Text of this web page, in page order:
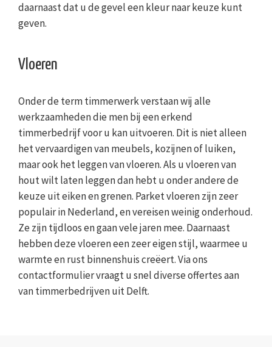
daarnaast dat u de gevel een kleur naar keuze kunt
geven.
Vloeren
Onder de term timmerwerk verstaan wij alle
werkzaamheden die men bij een erkend
timmerbedrijf voor u kan uitvoeren. Dit is niet alleen
het vervaardigen van meubels, kozijnen of luiken,
maar ook het leggen van vloeren. Als u vloeren van
hout wilt laten leggen dan hebt u onder andere de
keuze uit eiken en grenen. Parket vloeren zijn zeer
populair in Nederland, en vereisen weinig onderhoud.
Ze zijn tijdloos en gaan vele jaren mee. Daarnaast
hebben deze vloeren een zeer eigen stijl, waarmee u
warmte en rust binnenshuis creëert. Via ons
contactformulier vraagt u snel diverse offertes aan
van timmerbedrijven uit Delft.